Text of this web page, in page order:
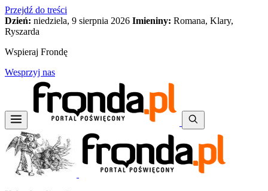
Przejdź do treści
Dzień: niedziela, 9 sierpnia 2026 Imieniny: Romana, Klary,
Ryszarda
Wspieraj Frondę
Wesprzyj nas